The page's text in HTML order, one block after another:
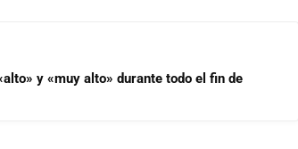
y «muy alto» durante todo el fin de